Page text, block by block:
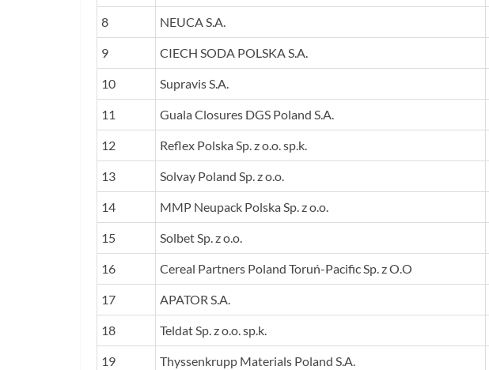
8 NEUCA S.A.
9 CIECH SODA POLSKA S.A.
10 Supravis S.A.
11 Guala Closures DGS Poland S.A.
12 Reflex Polska Sp. z o.o. sp.k.
13 Solvay Poland Sp. z o.o.
14 MMP Neupack Polska Sp. z o.o.
15 Solbet Sp. z o.o.
16 Cereal Partners Poland Toruń-Pacific Sp. z O.O
17 APATOR S.A.
18 Teldat Sp. z o.o. sp.k.
19 Thyssenkrupp Materials Poland S.A.